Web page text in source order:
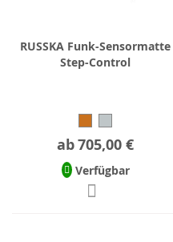
RUSSKA Funk-Sensormatte
Step-Control
ab705,00 €
Verfügbar